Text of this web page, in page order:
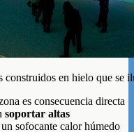
en hielo que se
es consecuencia directa
soportar altas
sofocante calor húmedo